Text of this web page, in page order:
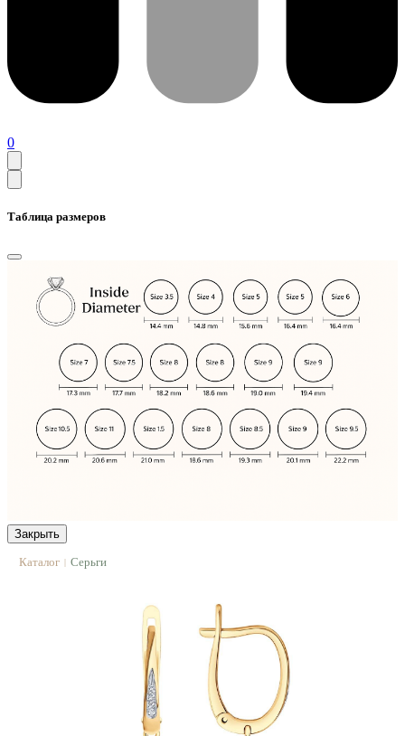
0
Таблица размеров
Закрыть
Каталог | Серьги